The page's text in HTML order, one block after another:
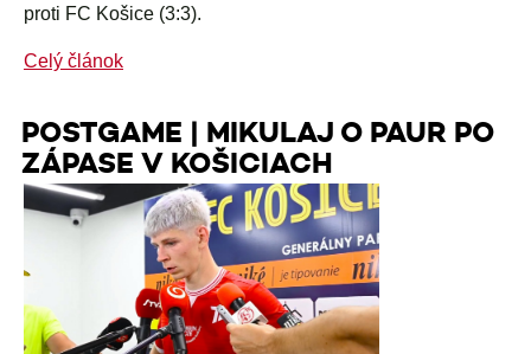
proti FC Košice (3:3).
Celý článok
POSTGAME | MIKULAJ O PAUR PO
ZÁPASE V KOŠICIACH